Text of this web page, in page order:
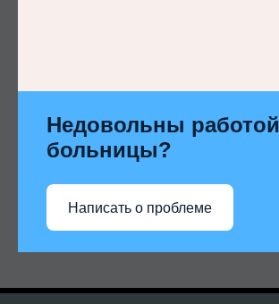
Недовольны работой
больницы?
Написать о проблеме